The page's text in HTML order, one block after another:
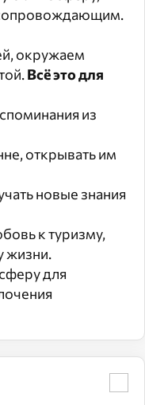
сопровождающим.
окружаем
Всё это для
из
открывать им
новые знания
к туризму,
жизни.
для